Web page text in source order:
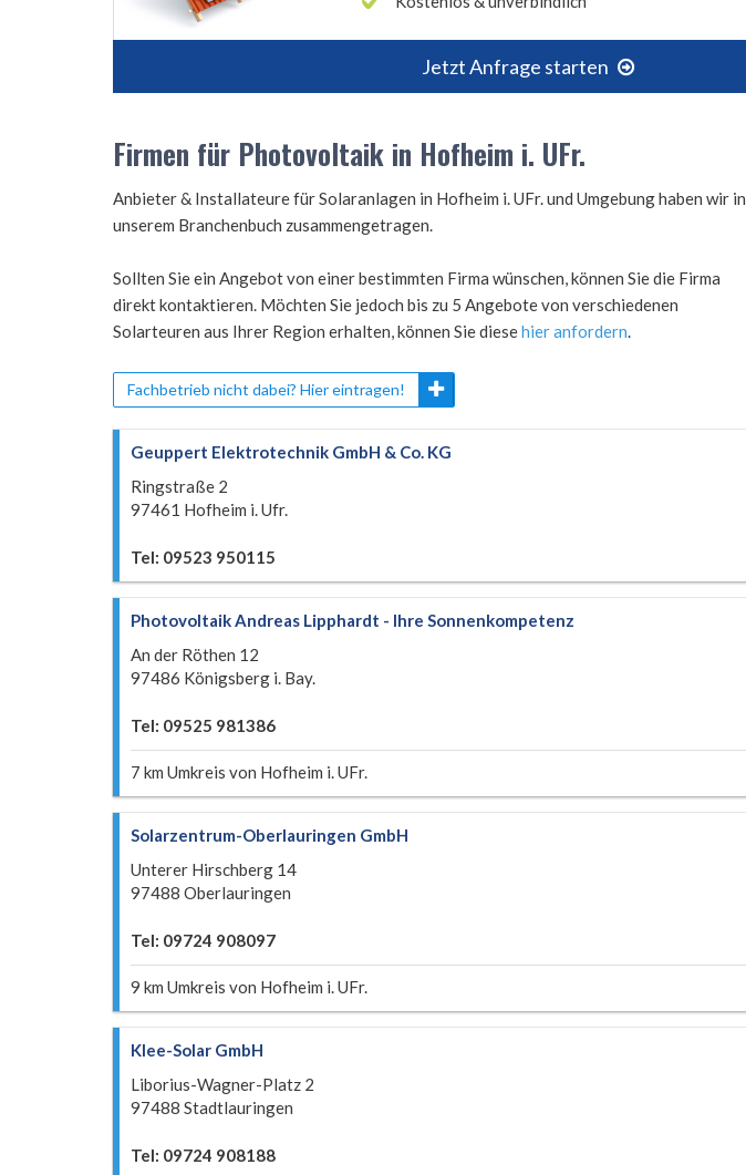
Jetzt Anfrage starten
Firmen für Photovoltaik in Hofheim i. UFr.
Anbieter & Installateure für Solaranlagen in Hofheim i. UFr. und Umgebung haben wir in
unserem Branchenbuch zusammengetragen.
Sollten Sie ein Angebot von einer bestimmten Firma wünschen, können Sie die Firma
direkt kontaktieren. Möchten Sie jedoch bis zu 5 Angebote von verschiedenen
Solarteuren aus Ihrer Region erhalten, können Sie diesehier anfordern.
Fachbetrieb nicht dabei? Hier eintragen!
Geuppert Elektrotechnik GmbH & Co. KG
Ringstraße 2
97461 Hofheim i. Ufr.
Tel: 09523 950115
Photovoltaik Andreas Lipphardt - Ihre Sonnenkompetenz
An der Röthen 12
97486 Königsberg i. Bay.
Tel: 09525 981386
7 km Umkreis von Hofheim i. UFr.
Solarzentrum-Oberlauringen GmbH
Unterer Hirschberg 14
97488 Oberlauringen
Tel: 09724 908097
9 km Umkreis von Hofheim i. UFr.
Klee-Solar GmbH
Liborius-Wagner-Platz 2
97488 Stadtlauringen
Tel: 09724 908188